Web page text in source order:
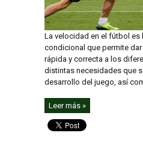
La velocidad en el fútbol es
condicional que permite
rápida y correcta a los
distintas necesidades que
desarrollo del juego, así
Leer más »